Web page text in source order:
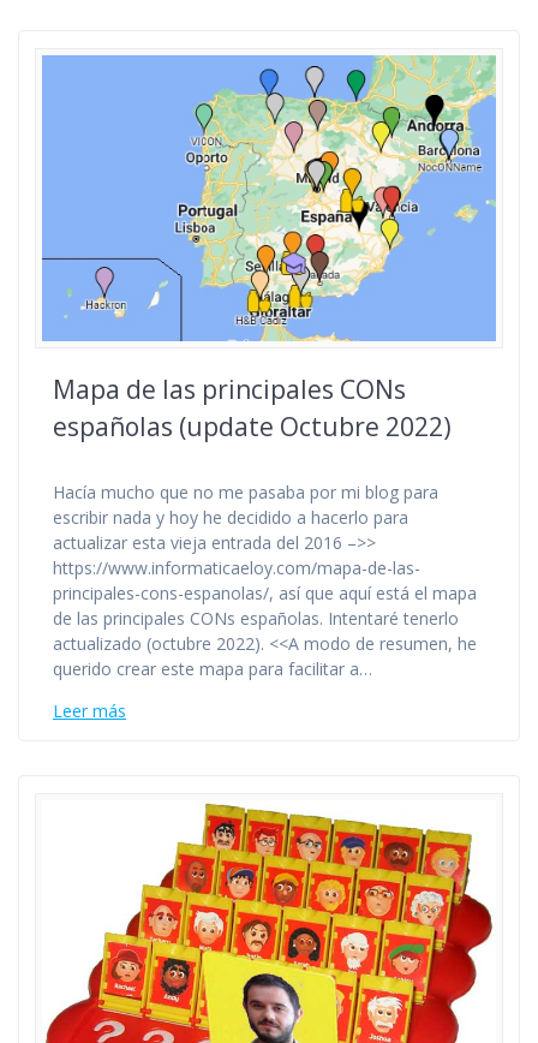
Mapa de las principales CONs
españolas (update Octubre 2022)
Hacía mucho que no me pasaba por mi blog para
escribir nada y hoy he decidido a hacerlo para
actualizar esta vieja entrada del 2016 –>>
https://www.informaticaeloy.com/mapa-de-las-
principales-cons-espanolas/, así que aquí está el mapa
de las principales CONs españolas. Intentaré tenerlo
actualizado (octubre 2022). <<A modo de resumen, he
querido crear este mapa para facilitar a…
Leer más